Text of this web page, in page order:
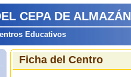
CEPA DE ALMAZÁN
Educativos
Ficha del Centro